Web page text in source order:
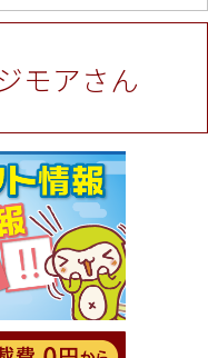
更に買い取り金額 U
く（大黒屋 高田馬場
り全品5％OFF（ナチ
プ［マキマキ］）
価 VIO脱毛11,000円
ス脱毛サロン Mickle
3,500円→3,000円（料
作イタリアン Pia Cu
モアさん